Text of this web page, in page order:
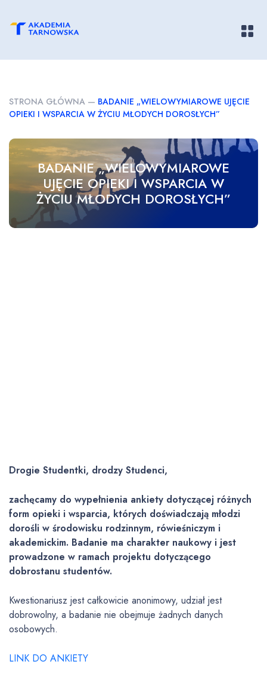
STRONA GŁÓWNA — BADANIE „WIELOWYMIAROWE UJĘCIE
OPIEKI I WSPARCIA W ŻYCIU MŁODYCH DOROSŁYCH”
BADANIE „WIELOWYMIAROWE
UJĘCIE OPIEKI I WSPARCIA W
ŻYCIU MŁODYCH DOROSŁYCH”
Drogie Studentki, drodzy Studenci,
zachęcamy do wypełnienia ankiety dotyczącej różnych
form opieki i wsparcia, których doświadczają młodzi
dorośli w środowisku rodzinnym, rówieśniczym i
akademickim. Badanie ma charakter naukowy i jest
prowadzone w ramach projektu dotyczącego
dobrostanu studentów.
Kwestionariusz jest całkowicie anonimowy, udział jest
dobrowolny, a badanie nie obejmuje żadnych danych
osobowych.
LINK DO ANKIETY